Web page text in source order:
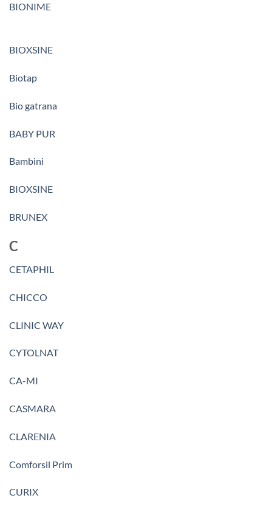
BIONIME
BIOXSINE
Biotap
Bio gatrana
BABY PUR
Bambini
BIOXSINE
BRUNEX
C
CETAPHIL
CHICCO
CLINIC WAY
CYTOLNAT
CA-MI
CASMARA
CLARENIA
Comforsil Prim
CURIX